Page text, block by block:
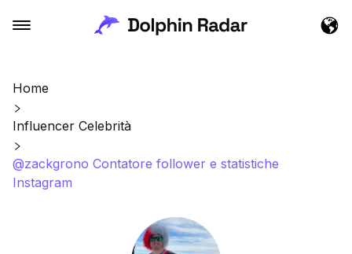
Home
Influencer Celebrità
@zackgrono Contatore follower e statistiche
Instagram